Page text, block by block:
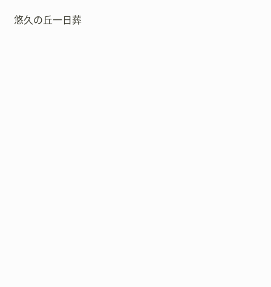
悠久の丘一日葬